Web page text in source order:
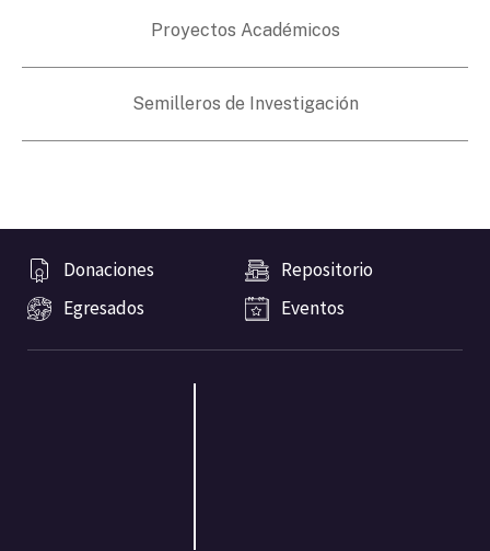
Proyectos Académicos
Semilleros de Investigación
Donaciones
Repositorio
Egresados
Eventos